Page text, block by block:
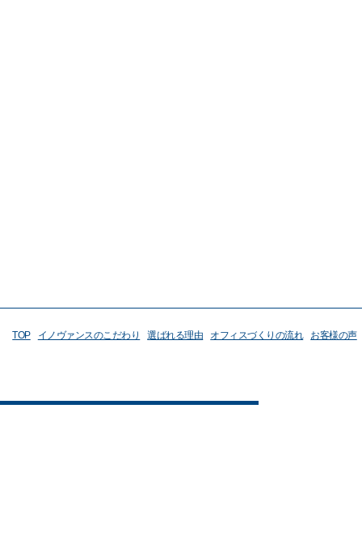
TOP イノヴァンスのこだわり 選ばれる理由 オフィスづくりの流れ お客様の声